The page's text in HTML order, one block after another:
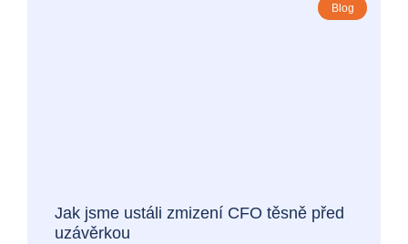
Blog
Jak jsme ustáli zmizení CFO těsně před
uzávěrkou